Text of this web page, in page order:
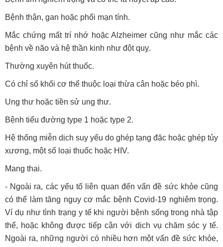
Bệnh thận, gan hoặc phổi mạn tính.
Mắc chứng mất trí nhớ hoặc Alzheimer cũng như mắc các
bệnh về não và hệ thần kinh như đột quỵ.
Thường xuyên hút thuốc.
Có chỉ số khối cơ thể thuộc loại thừa cân hoặc béo phì.
Ung thư hoặc tiền sử ung thư.
Bệnh tiểu đường type 1 hoặc type 2.
Hệ thống miễn dịch suy yếu do ghép tạng đặc hoặc ghép tủy
xương, một số loại thuốc hoặc HIV.
Mang thai.
- Ngoài ra, các yếu tố liên quan đến vấn đề sức khỏe cũng
có thể làm tăng nguy cơ mắc bệnh Covid-19 nghiêm trọng.
Ví dụ như tình trạng y tế khi người bệnh sống trong nhà tập
thể, hoặc không được tiếp cận với dịch vụ chăm sóc y tế.
Ngoài ra, những người có nhiều hơn một vấn đề sức khỏe,